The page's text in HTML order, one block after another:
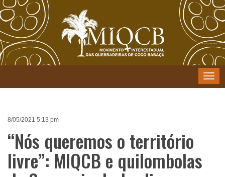
Menu
8/05/2021 5:13 pm
“Nós queremos o território
livre”: MIQCB e quilombolas